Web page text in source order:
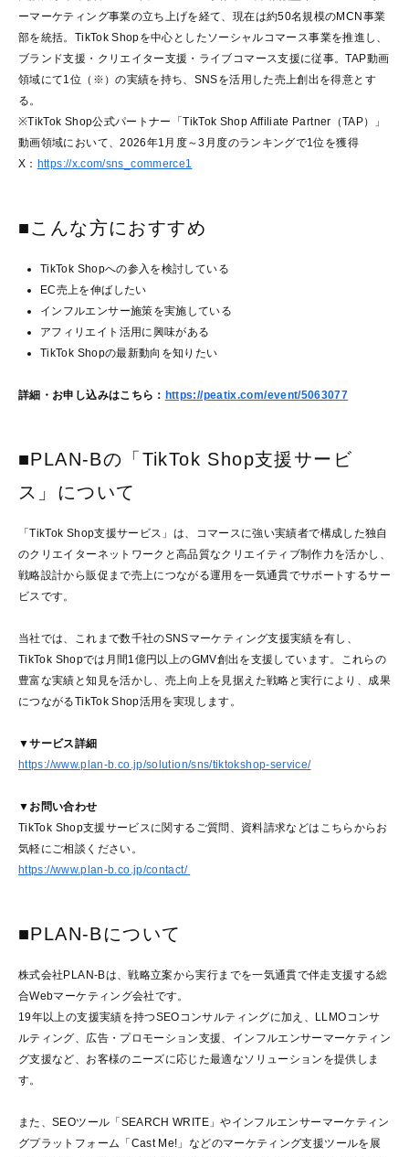
ーマーケティング事業の立ち上げを経て、現在は約50名規模のMCN事業
部を統括。TikTok Shopを中心としたソーシャルコマース事業を推進し、
ブランド支援・クリエイター支援・ライブコマース支援に従事。TAP動画
領域にて1位（※）の実績を持ち、SNSを活用した売上創出を得意とす
る。
※TikTok Shop公式パートナー「TikTok Shop Affiliate Partner（TAP）」
動画領域において、2026年1月度～3月度のランキングで1位を獲得
X： https://x.com/sns_commerce1
■こんな方におすすめ
TikTok Shopへの参入を検討している
EC売上を伸ばしたい
インフルエンサー施策を実施している
アフィリエイト活用に興味がある
TikTok Shopの最新動向を知りたい
詳細・お申し込みはこちら： https://peatix.com/event/5063077
■PLAN-Bの「TikTok Shop支援サービ
ス」について
「TikTok Shop支援サービス」は、コマースに強い実績者で構成した独自
のクリエイターネットワークと高品質なクリエイティブ制作力を活かし、
戦略設計から販促まで売上につながる運用を一気通貫でサポートするサー
ビスです。
当社では、これまで数千社のSNSマーケティング支援実績を有し、
TikTok Shopでは月間1億円以上のGMV創出を支援しています。これらの
豊富な実績と知見を活かし、売上向上を見据えた戦略と実行により、成果
につながるTikTok Shop活用を実現します。
▼サービス詳細
https://www.plan-b.co.jp/solution/sns/tiktokshop-service/
▼お問い合わせ
TikTok Shop支援サービスに関するご質問、資料請求などはこちらからお
気軽にご相談ください。
https://www.plan-b.co.jp/contact/
■PLAN-Bについて
株式会社PLAN-Bは、戦略立案から実行までを一気通貫で伴走支援する総
合Webマーケティング会社です。
19年以上の支援実績を持つSEOコンサルティングに加え、LLMOコンサ
ルティング、広告・プロモーション支援、インフルエンサーマーケティン
グ支援など、お客様のニーズに応じた最適なソリューションを提供しま
す。
また、SEOツール「SEARCH WRITE」やインフルエンサーマーケティン
グプラットフォーム「Cast Me!」などのマーケティング支援ツールを展